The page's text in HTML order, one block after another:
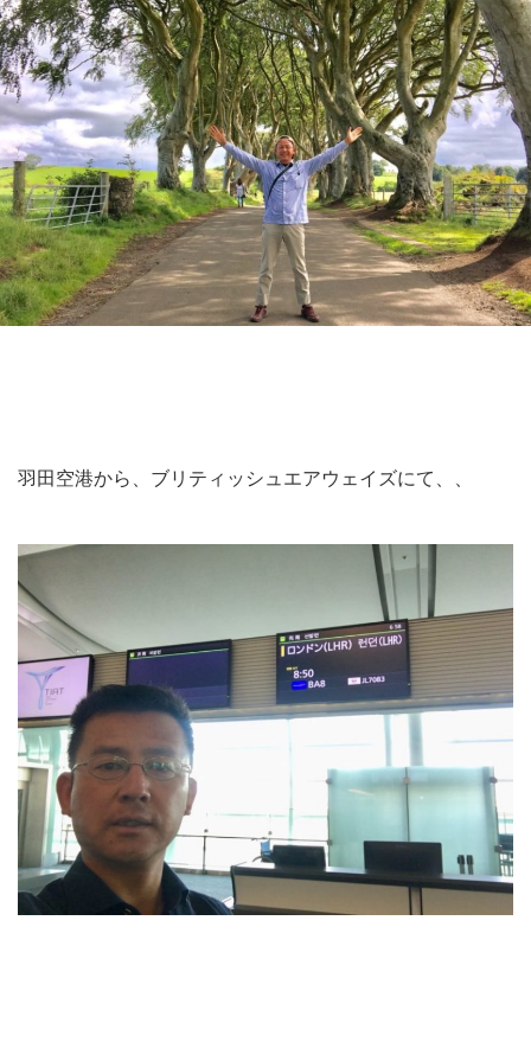
羽田空港から、ブリティッシュエアウェイズにて、、